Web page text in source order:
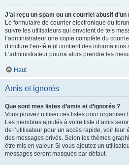
J’ai reçu un spam ou un courriel abusif
Le formulaire de courrier électronique du
suivre les utilisateurs qui envoient de tels
l’administrateur une copie complète du
d’inclure l’en-tête (il contient des
L’administrateur pourra alors prendre les
Haut
Amis et ignorés
Que sont mes listes d’amis et d’ignorés ?
Vous pouvez utiliser ces listes pour organiser
Les membres ajoutés à votre liste d’amis
de l’utilisateur pour un accès rapide, voir leur
des messages privés. Selon les thèmes
être mis en valeur. Si vous ajoutez un
messages seront masqués par défaut.